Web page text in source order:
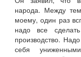
народа. Между
моему, один раз
надо все
производство.
себя